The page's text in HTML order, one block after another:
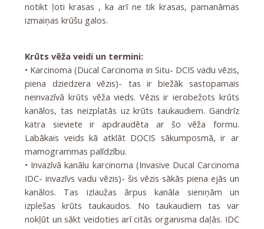
notikt ļoti krasas , ka arī ne tik krasas, pamanāmas
izmaiņas krūšu galos.
Krūts vēža veidi un termini:
• Karcinoma (Ducal Carcinoma in Situ- DCIS vadu vēzis,
piena dziedzera vēzis)- tas ir biežāk sastopamais
neinvazīvā krūts vēža vieds. Vēzis ir ierobežots krūts
kanālos, tas neizplatās uz krūts taukaudiem. Gandrīz
katra sieviete ir apdraudēta ar šo vēža formu.
Labākais veids kā atklāt DOCIS sākumposmā, ir ar
mamogrammas palīdzību.
• Invazīvā kanālu karcinoma (Invasive Ducal Carcinoma
IDC- invazīvs vadu vēzis)- šis vēzis sākās piena ejās un
kanālos. Tas izlaužas ārpus kanāla sieniņām un
izplešas krūts taukaudos. No taukaudiem tas var
nokļūt un sākt veidoties arī citās organisma daļās. IDC